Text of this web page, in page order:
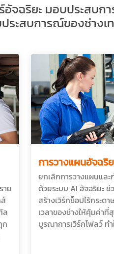
จฉริยะ มอบประสบ
ประสบการณ์ของช่างเ
าย
ล
ก
การวางแผนอัจฉริ
ยกเลิกการวางแผนแล
ด้วยระบบ AI อัจฉริยะ
สร้างเวิร์กช็อปไร้กระด
เวลาของช่างให้คุ้มค่า
บูรณาการเวิร์กโฟลว์ ท